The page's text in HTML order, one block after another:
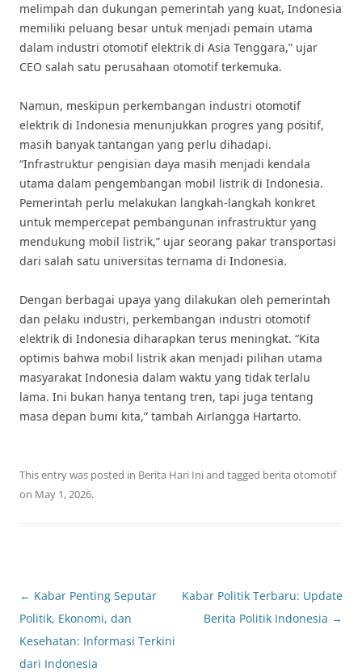
melimpah dan dukungan pemerintah yang kuat, Indonesia
memiliki peluang besar untuk menjadi pemain utama
dalam industri otomotif elektrik di Asia Tenggara,” ujar
CEO salah satu perusahaan otomotif terkemuka.
Namun, meskipun perkembangan industri otomotif
elektrik di Indonesia menunjukkan progres yang positif,
masih banyak tantangan yang perlu dihadapi.
“Infrastruktur pengisian daya masih menjadi kendala
utama dalam pengembangan mobil listrik di Indonesia.
Pemerintah perlu melakukan langkah-langkah konkret
untuk mempercepat pembangunan infrastruktur yang
mendukung mobil listrik,” ujar seorang pakar transportasi
dari salah satu universitas ternama di Indonesia.
Dengan berbagai upaya yang dilakukan oleh pemerintah
dan pelaku industri, perkembangan industri otomotif
elektrik di Indonesia diharapkan terus meningkat. “Kita
optimis bahwa mobil listrik akan menjadi pilihan utama
masyarakat Indonesia dalam waktu yang tidak terlalu
lama. Ini bukan hanya tentang tren, tapi juga tentang
masa depan bumi kita,” tambah Airlangga Hartarto.
This entry was posted in Berita Hari Iniand tagged berita otomotif
on May 1, 2026.
Post
navigation
← Kabar Penting Seputar
Politik, Ekonomi, dan
Kesehatan: Informasi Terkini
dari Indonesia
Kabar Politik Terbaru: Update
Berita Politik Indonesia →